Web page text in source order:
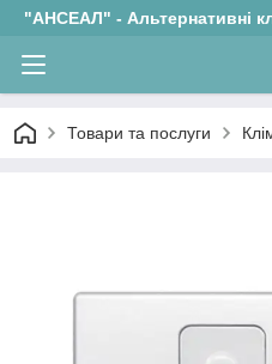
"АНСЕАЛ" - Альтернативні
Товари та послуги